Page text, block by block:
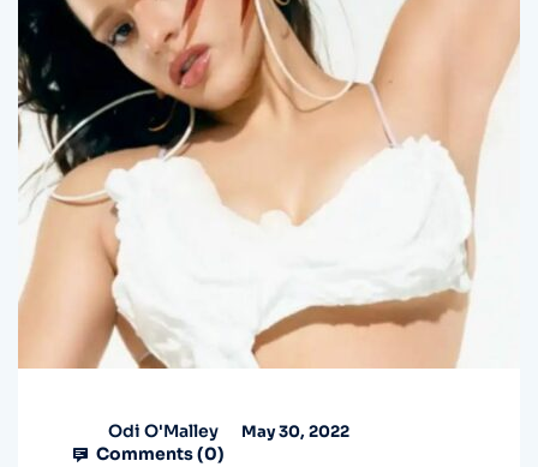
Odi O'Malley May 30, 2022
Comments (0)